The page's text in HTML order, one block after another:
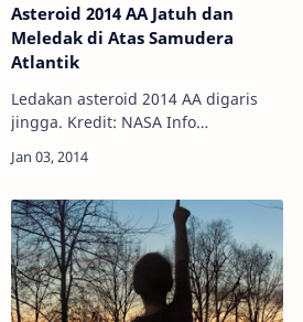
Asteroid 2014 AA Jatuh dan
Meledak di Atas Samudera
Atlantik
Ledakan asteroid 2014 AA digaris
jingga. Kredit: NASA Info
ditemukan pada 1 Januari 2014
Richard Kowal…